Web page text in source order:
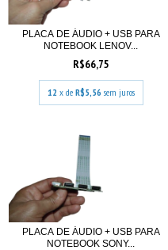
PLACA DE ÁUDIO + USB PARA
NOTEBOOK LENOV...
R$66,75
12 x de R$5,56 sem juros
PLACA DE ÁUDIO + USB PARA
NOTEBOOK SONY...